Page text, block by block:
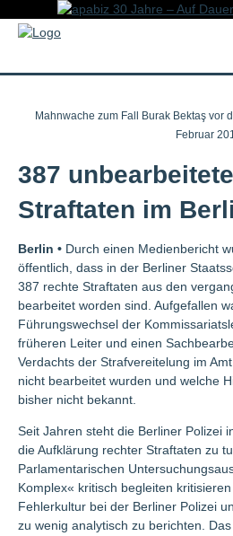
Mahnwache zum Fall Burak Bektaş vor
Februar
387
Straftaten im
Berlin • Durch einen Medienbericht
öffentlich, dass in der Berliner
387 rechte Straftaten aus den
bearbeitet worden sind. Aufgefallen
Führungswechsel der
früheren Leiter und einen
Verdachts der Strafvereitelung im
nicht bearbeitet wurden und welche
bisher nicht bekannt.
Seit Jahren steht die Berliner Polizei
die Aufklärung rechter Straftaten zu
Parlamentarischen
Komplex« kritisch begleiten
Fehlerkultur bei der Berliner Polizei
zu wenig analytisch zu berichten.